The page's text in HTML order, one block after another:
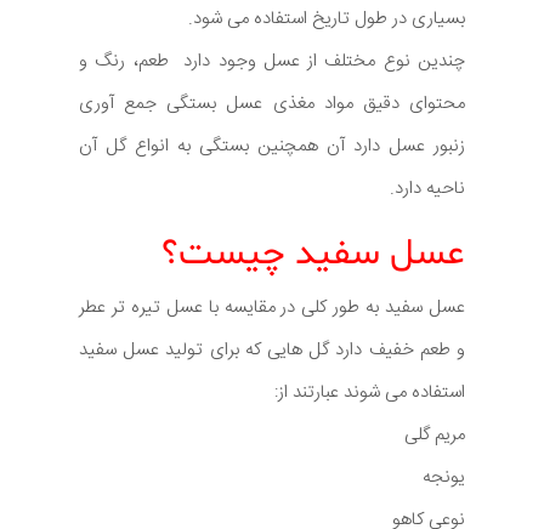
بسیاری در طول تاریخ استفاده می شود.
چندین نوع مختلف از عسل وجود دارد طعم، رنگ و
محتوای دقیق مواد مغذی عسل بستگی جمع آوری
زنبور عسل دارد آن همچنین بستگی به انواع گل آن
ناحیه دارد.
عسل سفید چیست؟
عسل سفید به طور کلی در مقایسه با عسل تیره تر عطر
و طعم خفیف دارد گل هایی که برای تولید عسل سفید
استفاده می شوند عبارتند از:
مریم گلی
یونجه
نوعی کاهو